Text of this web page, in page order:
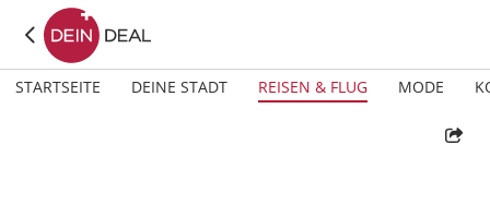
STARTSEITE DEINE STADT REISEN & FLUG MODE